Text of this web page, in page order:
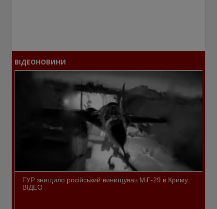
ВІДЕОНОВИНИ
ГУР знищило російський винищувач МіГ-29 в Криму.
ВІДЕО